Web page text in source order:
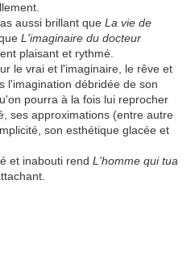
aussi brillant que La vie de
L'imaginaire du docteur
plaisant et rythmé.
le vrai et l'imaginaire, le rêve et
l'imagination débridée de son
pourra à la fois lui reprocher
ses approximations (entre autre
son esthétique glacée et
et inabouti rend L'homme qui tua